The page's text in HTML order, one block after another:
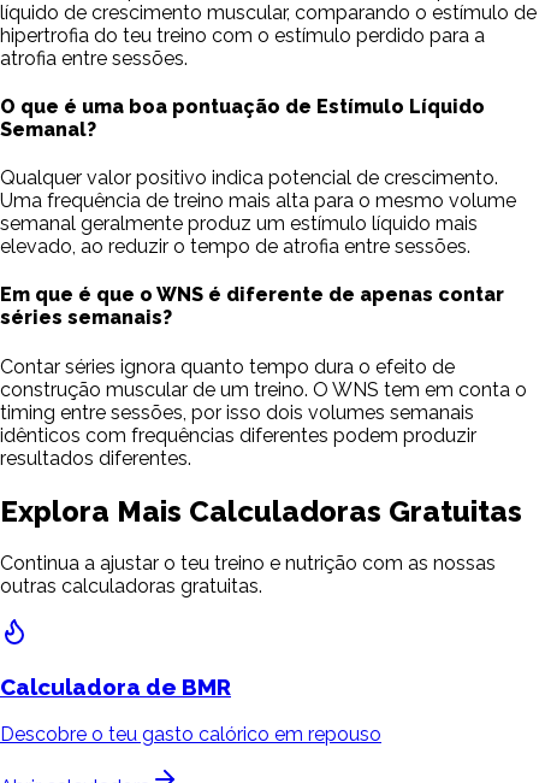
líquido de crescimento muscular, comparando o estímulo de
hipertrofia do teu treino com o estímulo perdido para a
atrofia entre sessões.
O que é uma boa pontuação de Estímulo Líquido
Semanal?
Qualquer valor positivo indica potencial de crescimento.
Uma frequência de treino mais alta para o mesmo volume
semanal geralmente produz um estímulo líquido mais
elevado, ao reduzir o tempo de atrofia entre sessões.
Em que é que o WNS é diferente de apenas contar
séries semanais?
Contar séries ignora quanto tempo dura o efeito de
construção muscular de um treino. O WNS tem em conta o
timing entre sessões, por isso dois volumes semanais
idênticos com frequências diferentes podem produzir
resultados diferentes.
Explora Mais Calculadoras Gratuitas
Continua a ajustar o teu treino e nutrição com as nossas
outras calculadoras gratuitas.
Calculadora de BMR
Descobre o teu gasto calórico em repouso